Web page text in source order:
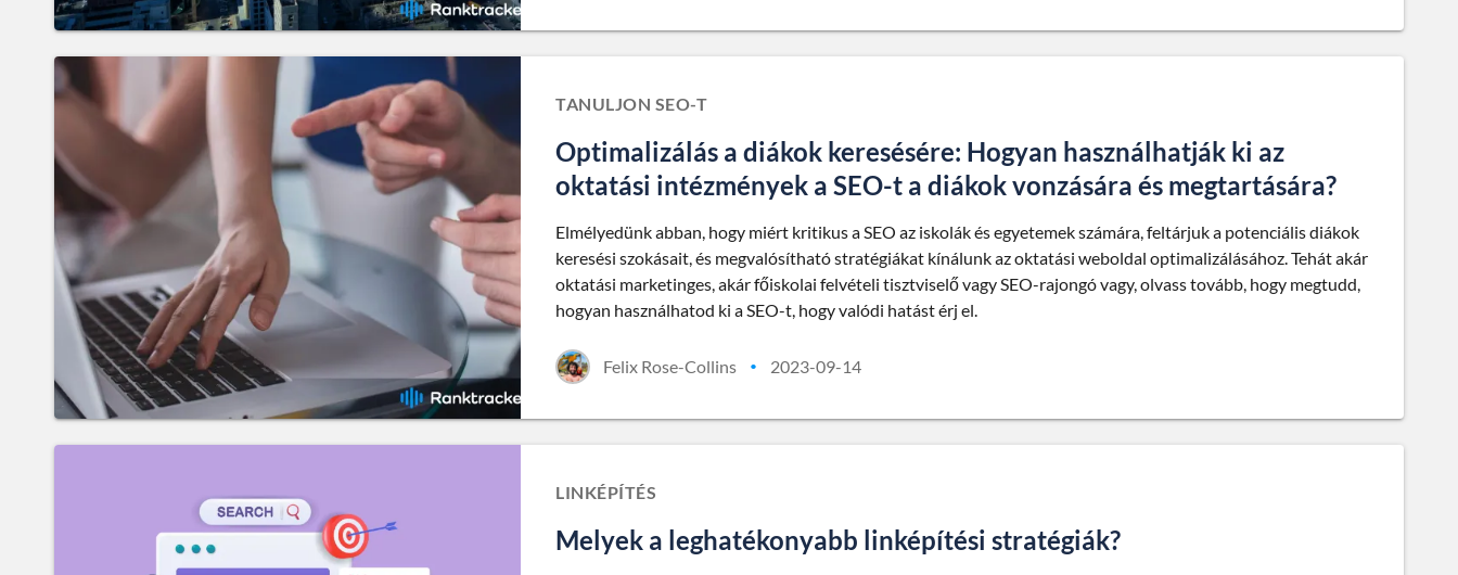
TANULJON SEO-T
Optimalizálás a diákok keresésére: Hogyan használhatják ki az
oktatási intézmények a SEO-t a diákok vonzására és megtartására?
Elmélyedünk abban, hogy miért kritikus a SEO az iskolák és egyetemek számára, feltárjuk a potenciális diákok
keresési szokásait, és megvalósítható stratégiákat kínálunk az oktatási weboldal optimalizálásához. Tehát akár
oktatási marketinges, akár főiskolai felvételi tisztviselő vagy SEO-rajongó vagy, olvass tovább, hogy megtudd,
hogyan használhatod ki a SEO-t, hogy valódi hatást érj el.
Felix Rose-Collins • 2023-09-14
LINKÉPÍTÉS
Melyek a leghatékonyabb linképítési stratégiák?